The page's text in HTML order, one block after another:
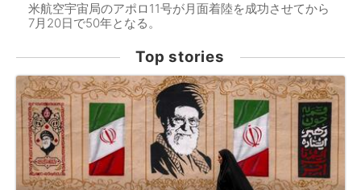
米航空宇宙局のアポロ11号が月面着陸を成功させてから
7月20日で50年となる。
Top stories